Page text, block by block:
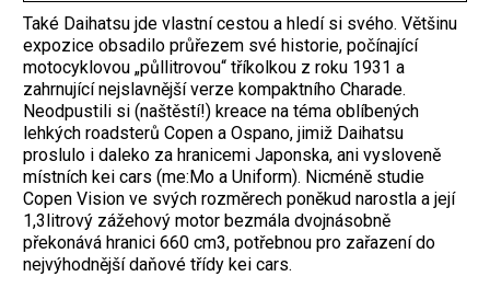
Také Daihatsu jde vlastní cestou a hledí si svého. Většinu
expozice obsadilo průřezem své historie, počínající
motocyklovou „půllitrovou“ tříkolkou z roku 1931 a
zahrnující nejslavnější verze kompaktního Charade.
Neodpustili si (naštěstí!) kreace na téma oblíbených
lehkých roadsterů Copen a Ospano, jimiž Daihatsu
proslulo i daleko za hranicemi Japonska, ani vysloveně
místních kei cars (me:Mo a Uniform). Nicméně studie
Copen Vision ve svých rozměrech poněkud narostla a její
1,3litrový zážehový motor bezmála dvojnásobně
překonává hranici 660 cm3, potřebnou pro zařazení do
nejvýhodnější daňové třídy kei cars.